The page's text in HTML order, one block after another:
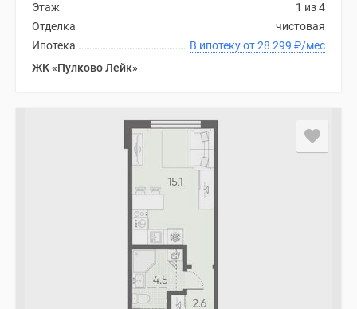
1 из 4
Этаж
чистовая
Отделка
В ипотеку от 28 299 ₽/мес
Ипотека
ЖК «Пулково Лейк»